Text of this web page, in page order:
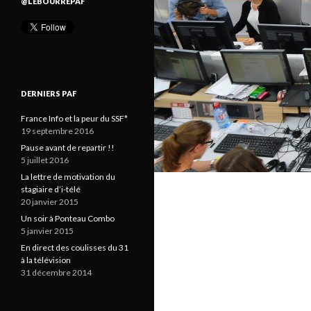
DERNIERS PAF
France Info et la peur du SSF*
19 septembre 2016
Pause avant de repartir !!
5 juillet 2016
La lettre de motivation du
stagiaire d’i-télé
20 janvier 2015
Un soir à Ponteau Combo
5 janvier 2015
En direct des coulisses du 31
à la télévision
31 décembre 2014